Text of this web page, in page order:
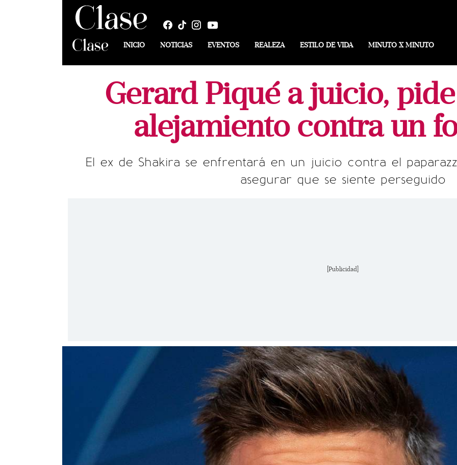
INICIO NOTICIAS EVENTOS REALEZA ESTILO DE VIDA MINUTO X MINUTO
Gerard Piqué a juicio,
alejamiento contra un
El ex de Shakira se enfrentará en un juicio contra el
asegurar que se siente perseguido
[Publicidad]